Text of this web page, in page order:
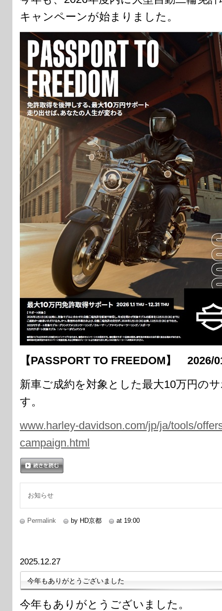
キャンペーンが始まりました。
【PASSPORT TO FREEDOM】 2026/
新車ご成約を対象とした最大10万円の
す。
www.harley-davidson.com/jp/ja/tools/
campaign.html
お知らせ
Permalink by HD京都 at 19:00
2025.12.27
今年もありがとうございました
今年もありがとうございました。